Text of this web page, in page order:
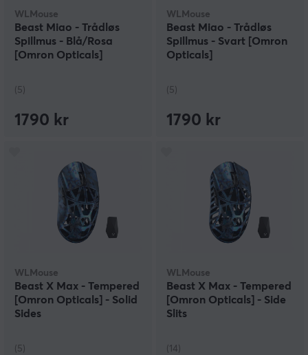
WLMouse
Beast Miao - Trådløs
Spillmus - Blå/Rosa
[Omron Opticals]
(5)
1790 kr
WLMouse
Beast Miao - Trådløs
Spillmus - Svart [Omron
Opticals]
(5)
1790 kr
WLMouse
Beast X Max - Tempered
[Omron Opticals] - Solid
Sides
(5)
WLMouse
Beast X Max - Tempered
[Omron Opticals] - Side
Slits
(14)